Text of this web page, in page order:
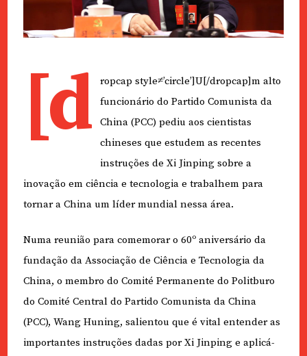
[d
ropcap style≠’circle’]U[/dropcap]m alto
funcionário do Partido Comunista da
China (PCC) pediu aos cientistas
chineses que estudem as recentes
instruções de Xi Jinping sobre a
inovação em ciência e tecnologia e trabalhem para
tornar a China um líder mundial nessa área.
Numa reunião para comemorar o 60º aniversário da
fundação da Associação de Ciência e Tecnologia da
China, o membro do Comité Permanente do Politburo
do Comité Central do Partido Comunista da China
(PCC), Wang Huning, salientou que é vital entender as
importantes instruções dadas por Xi Jinping e aplicá-